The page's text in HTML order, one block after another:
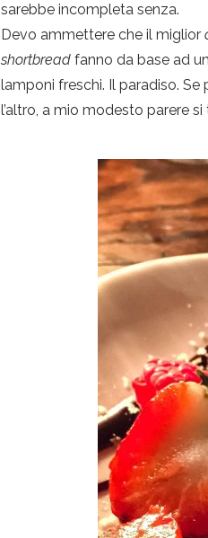
sarebbe incompleta senza.
Devo ammettere che il miglior
shortbread fanno da base ad
lamponi freschi. Il paradiso.
l’altro, a mio modesto parere